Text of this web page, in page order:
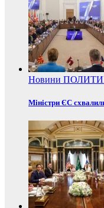
Новини
Міністри ЄС